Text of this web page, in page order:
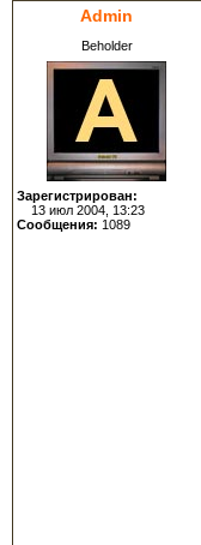
Admin
Beholder
Зарегистрирован:
13 июл 2004, 13:23
Сообщения: 1089